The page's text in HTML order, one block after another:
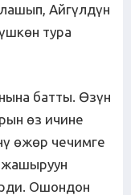
Айгүлдүн
тура
батты. Өзүн
өз ичине
өжөр чечимге
жашыруун
Ошондон